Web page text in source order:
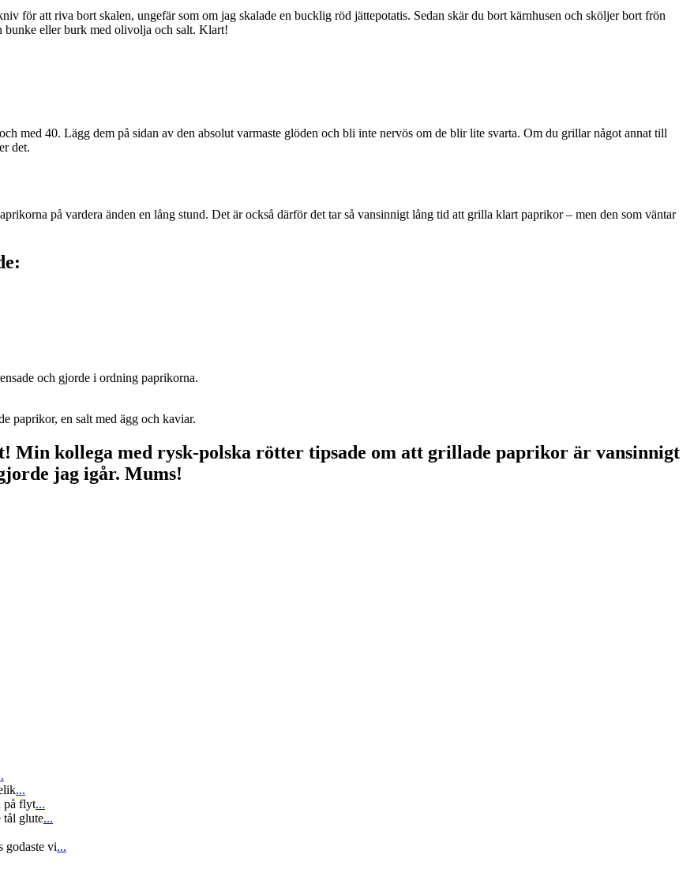
för att riva bort skalen, ungefär som om jag skalade en bucklig röd jättepotatis. Sedan skär du bort kärnhusen och sköljer bort frön
bunke eller burk med olivolja och salt. Klart!
med 40. Lägg dem på sidan av den absolut varmaste glöden och bli inte nervös om de blir lite svarta. Om du grillar något annat till
det.
på vardera änden en lång stund. Det är också därför det tar så vansinnigt lång tid att grilla klart paprikor – men den som väntar
och gjorde i ordning paprikorna.
paprikor, en salt med ägg och kaviar.
Min kollega med rysk-polska rötter tipsade om att grillade paprikor är vansinnigt
jag igår. Mums!
...
på flyt...
tål glute...
godaste vi...